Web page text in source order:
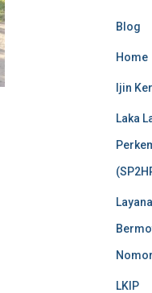
Blog
Home
Ijin
Laka
LKIP